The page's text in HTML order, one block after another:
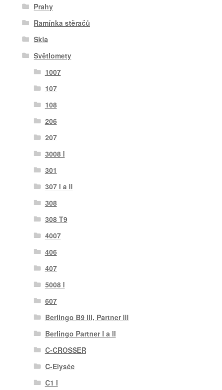
Prahy
Ramínka stěračů
Skla
Světlomety
1007
107
108
206
207
3008 I
301
307 I a II
308
308 T9
4007
406
407
5008 I
607
Berlingo B9 III, Partner III
Berlingo Partner I a II
C-CROSSER
C-Elysée
C1 I